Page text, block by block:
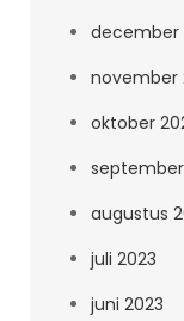
december
november
oktober
augustus
juli 2023
juni 2023